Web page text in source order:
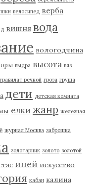
велосипед верба
вишня вода
вологодчина
выдра высота вяз
гравилат речной гроза груша
дети детская комната
елки жанр железная
журнал Москва заброшка
золотарник золото золотой
иней искусство
кабан калина